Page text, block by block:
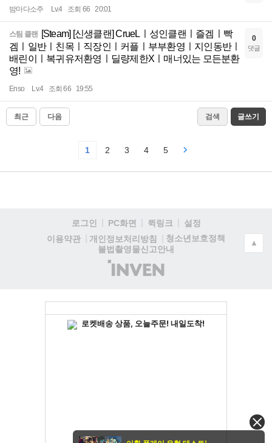
밤마다소주 Lv.4 조회 66 20:01
스팀 클랜 [Steam] [신생클랜] CrueLㅣ성인클랜ㅣ즐겜ㅣ빡
겜ㅣ일반ㅣ친목ㅣ직장인ㅣ커플ㅣ부부환영ㅣ지인동반ㅣ
배린이ㅣ복귀유저환영ㅣ딜량제한Xㅣ매너있는 모든분환
영!
Enso Lv.4 조회 66 19:55
0
댓글
최근 다음 검색 글쓰기
1 2 3 4 5
로그인 PC화면 퀵링크
설정
이용약관
개인정보처리방침
청소년보호정책
불법촬영물신고안내
(주)
인
▲